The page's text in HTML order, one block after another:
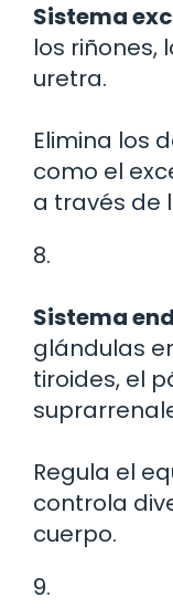
Sistema
los riñones,
uretra.
Elimina los
como el
a través de
8.
Sistema
glándulas
tiroides, el
Regula el
controla
cuerpo.
9.